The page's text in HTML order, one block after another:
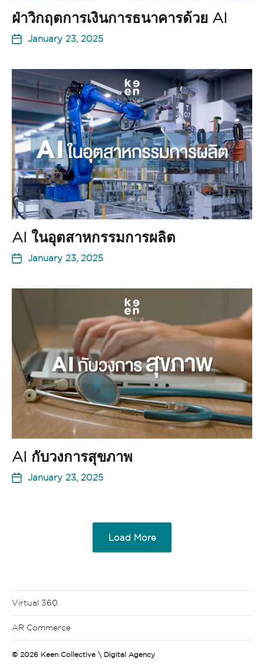
ฝ่าวิกฤตการเงินการธนาคารด้วย AI
January 23, 2025
AI ในอุตสาหกรรมการผลิต
January 23, 2025
AI กับวงการสุขภาพ
January 23, 2025
Load More
Virtual 360
AR Commerce
© 2026 Keen Collective \ Digital Agency